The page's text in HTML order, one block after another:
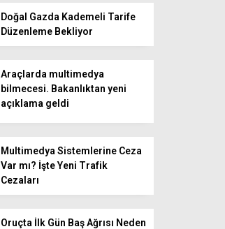
Doğal Gazda Kademeli Tarife
Düzenleme Bekliyor
Araçlarda multimedya
bilmecesi. Bakanlıktan yeni
açıklama geldi
Multimedya Sistemlerine Ceza
Var mı? İşte Yeni Trafik
Cezaları
Oruçta İlk Gün Baş Ağrısı Neden